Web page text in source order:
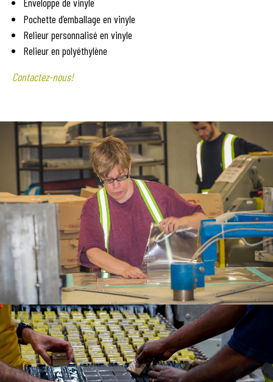
Pochette d’emballage en vinyle
Relieur personnalisé en vinyle
Relieur en polyéthylène
Contactez-nous!